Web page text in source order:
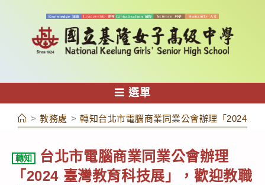
容
選單
> 教務處 > 轉知台北市電腦商業同業公會辦理「2024 臺
轉知
台北市電腦商業同業公會辦理
「2024 臺灣教育科技展」，歡迎教職